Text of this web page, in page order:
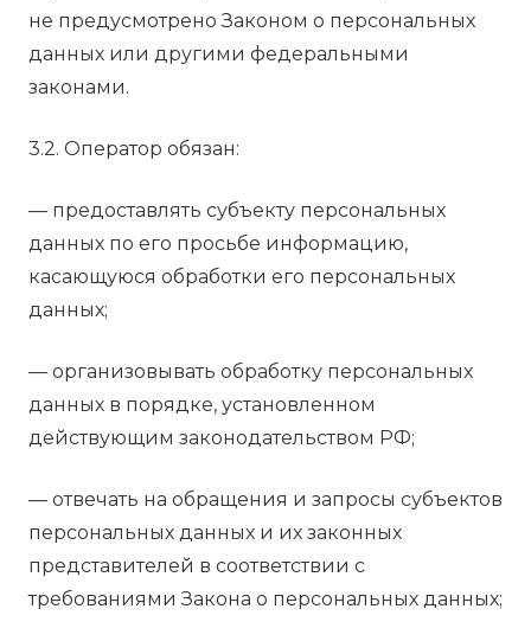
не предусмотрено Законом о персональных
данных или другими федеральными
законами.
3.2. Оператор обязан:
— предоставлять субъекту персональных
данных по его просьбе информацию,
касающуюся обработки его персональных
данных;
— организовывать обработку персональных
данных в порядке, установленном
действующим законодательством РФ;
— отвечать на обращения и запросы субъектов
персональных данных и их законных
представителей в соответствии с
требованиями Закона о персональных данных;